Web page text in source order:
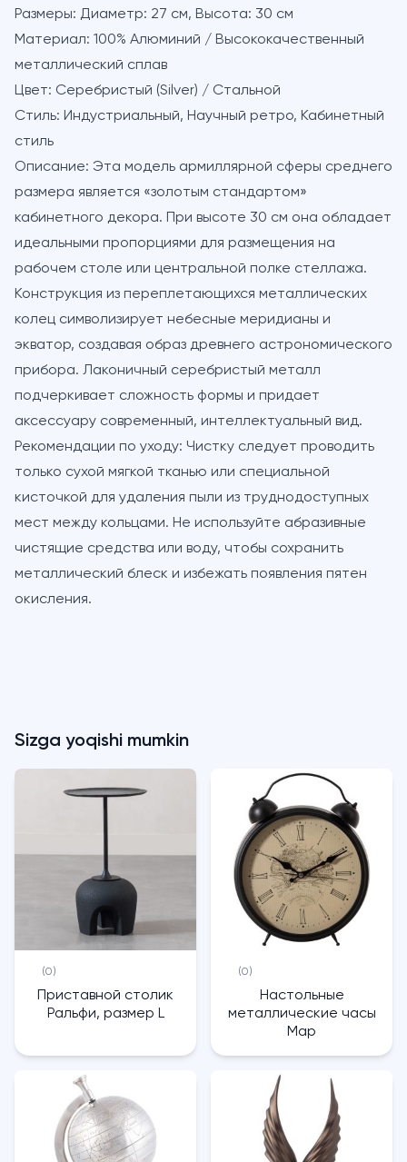
Размеры: Диаметр: 27 см, Высота: 30 см
Материал: 100% Алюминий / Высококачественный
металлический сплав
Цвет: Серебристый (Silver) / Стальной
Стиль: Индустриальный, Научный ретро, Кабинетный
стиль
Описание: Эта модель армиллярной сферы среднего
размера является «золотым стандартом»
кабинетного декора. При высоте 30 см она обладает
идеальными пропорциями для размещения на
рабочем столе или центральной полке стеллажа.
Конструкция из переплетающихся металлических
колец символизирует небесные меридианы и
экватор, создавая образ древнего астрономического
прибора. Лаконичный серебристый металл
подчеркивает сложность формы и придает
аксессуару современный, интеллектуальный вид.
Рекомендации по уходу: Чистку следует проводить
только сухой мягкой тканью или специальной
кисточкой для удаления пыли из труднодоступных
мест между кольцами. Не используйте абразивные
чистящие средства или воду, чтобы сохранить
металлический блеск и избежать появления пятен
окисления.
Sizga yoqishi mumkin
(0)
Приставной столик
Ральфи, размер L
(0)
Настольные
металлические часы
Map